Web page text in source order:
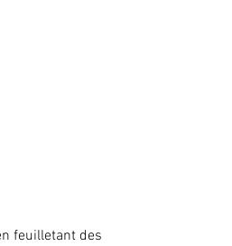
feuilletant des